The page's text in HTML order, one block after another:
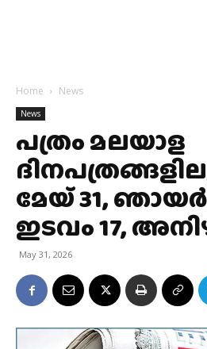
Home News
News
പത്രം മലയാള
മേയ് 31, ഞായര്‍
ഇടവം 17,
May 31, 2026